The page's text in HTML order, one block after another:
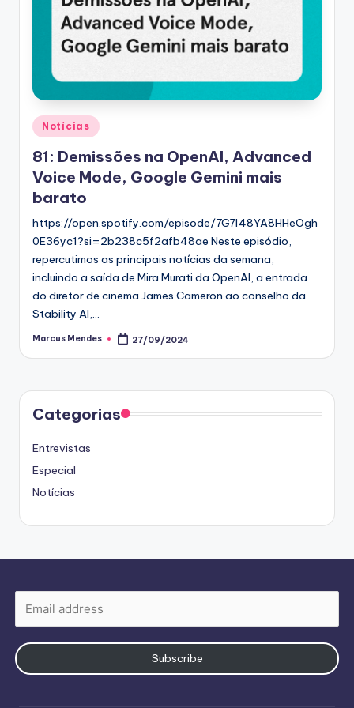
Posted
in
Notícias
81: Demissões na OpenAI, Advanced
Voice Mode, Google Gemini mais
barato
https://open.spotify.com/episode/7G7l48YA8HHeOgh
0E36yc1?si=2b238c5f2afb48ae Neste episódio,
repercutimos as principais notícias da semana,
incluindo a saída de Mira Murati da OpenAI, a entrada
do diretor de cinema James Cameron ao conselho da
Stability AI,…
Posted
Marcus Mendes 27/09/2024
Categorias
Entrevistas
Especial
Notícias
Subscribe